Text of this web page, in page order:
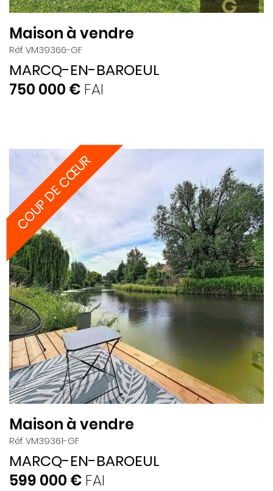
Maison à vendre
Réf. VM39366-GF
MARCQ-EN-BAROEUL
750 000 € FAI
COUP DE CŒUR
Maison à vendre
Réf. VM39361-GF
MARCQ-EN-BAROEUL
599 000 € FAI